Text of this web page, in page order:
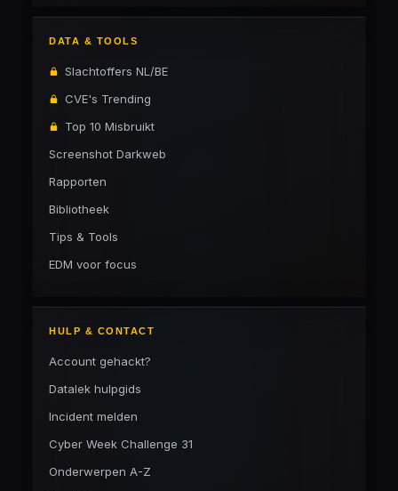
DATA & TOOLS
Slachtoffers NL/BE
CVE's Trending
Top 10 Misbruikt
Screenshot Darkweb
Rapporten
Bibliotheek
Tips & Tools
EDM voor focus
HULP & CONTACT
Account gehackt?
Datalek hulpgids
Incident melden
Cyber Week Challenge 31
Onderwerpen A-Z